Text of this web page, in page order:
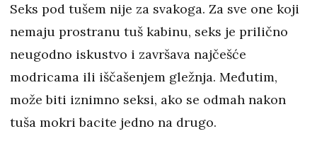
Seks pod tušem nije za svakoga. Za sve one koji
nemaju prostranu tuš kabinu, seks je prilično
neugodno iskustvo i završava najčešće
modricama ili iščašenjem gležnja. Međutim,
može biti iznimno seksi, ako se odmah nakon
tuša mokri bacite jedno na drugo.